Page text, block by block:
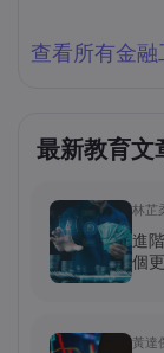
查看所有金融
最新教育文
林芷
進
個
黃達